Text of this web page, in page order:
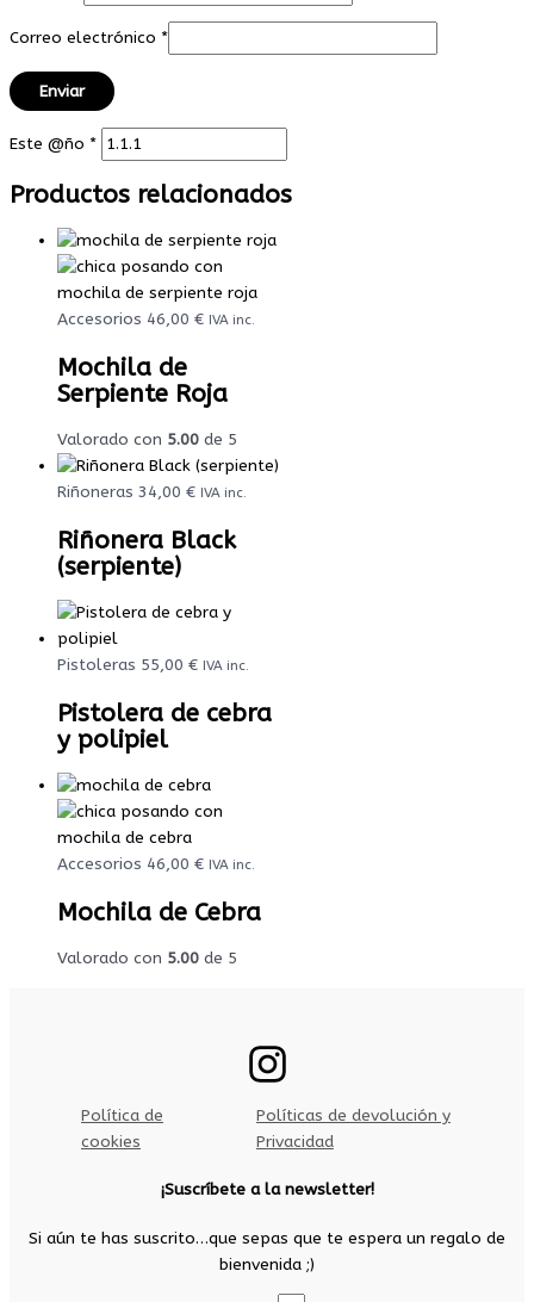
Correo electrónico *
Este @ño *
Productos relacionados
Accesorios 46,00 € IVA inc.
Mochila de
Serpiente Roja
Valorado con 5.00 de 5
Riñoneras 34,00 € IVA inc.
Riñonera Black
(serpiente)
Pistoleras 55,00 € IVA inc.
Pistolera de cebra
y polipiel
Accesorios 46,00 € IVA inc.
Mochila de Cebra
Valorado con 5.00 de 5
Política de
cookies
Políticas de devolución y
Privacidad
¡Suscríbete a la newsletter!
Si aún te has suscrito…que sepas que te espera un regalo de
bienvenida ;)